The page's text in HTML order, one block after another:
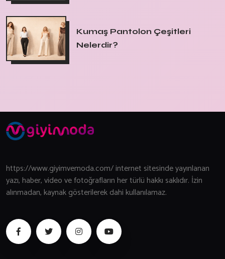
Kumaş Pantolon Çeşitleri
Nelerdir?
https://www.giyimvemoda.com/ internet sitesinde yayınlanan
yazı, haber, video ve fotoğrafların her türlü hakkı saklıdır. İzin
alınmadan, kaynak gösterilerek dahi kullanılamaz.